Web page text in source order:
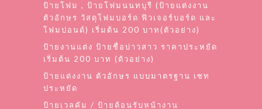
ป้ายโฟม , ป้ายโฟมนนทบุรี (ป้ายแต่งงาน
ตัวอักษร วัสดุโฟมบอร์ด ฟิวเจอร์บอร์ด และ
โฟมปอนด์) เริ่มต้น 200 บาท(ตัวอย่าง)
ป้ายงานแต่ง ป้ายชื่อบ่าวสาว ราคาประหยัด
เริ่มต้น 200 บาท (ตัวอย่าง)
ป้ายแต่งงาน ตัวอักษร แบบมาตรฐาน เซท
ประหยัด
ป้ายเวลคัม / ป้ายต้อนรับหน้างาน